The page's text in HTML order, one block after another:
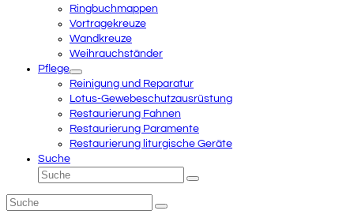
Ringbuchmappen
Vortragekreuze
Wandkreuze
Weihrauchständer
Pflege
Reinigung und Reparatur
Lotus-Gewebeschutzausrüstung
Restaurierung Fahnen
Restaurierung Paramente
Restaurierung liturgische Geräte
Suche
Suche
Senden
Suche
Senden